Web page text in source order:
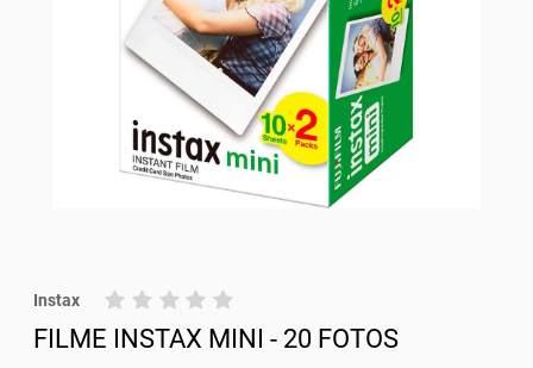
Instax
FILME INSTAX MINI - 20 FOTOS